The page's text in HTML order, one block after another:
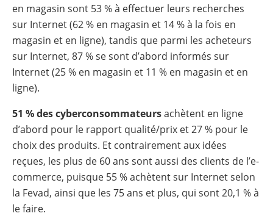
en magasin sont 53 % à effectuer leurs recherches
sur Internet (62 % en magasin et 14 % à la fois en
magasin et en ligne), tandis que parmi les acheteurs
sur Internet, 87 % se sont d’abord informés sur
Internet (25 % en magasin et 11 % en magasin et en
ligne).
51 % des cyberconsommateursachètent en ligne
d’abord pour le rapport qualité/prix et 27 % pour le
choix des produits. Et contrairement aux idées
reçues, les plus de 60 ans sont aussi des clients de l’e-
commerce, puisque 55 % achètent sur Internet selon
la Fevad, ainsi que les 75 ans et plus, qui sont 20,1 % à
le faire.